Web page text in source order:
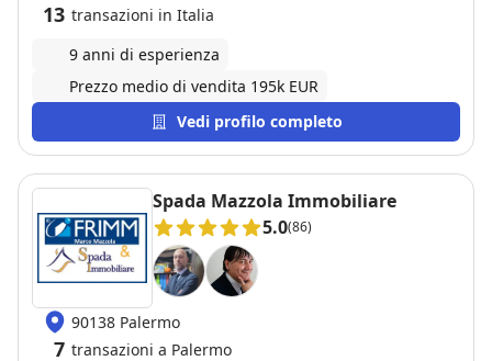
13 transazioni in Italia
9 anni di esperienza
Prezzo medio di vendita 195k EUR
Vedi profilo completo
Spada Mazzola Immobiliare
5.0(86)
90138 Palermo
7 transazioni a Palermo